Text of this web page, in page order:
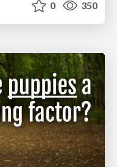
0 350